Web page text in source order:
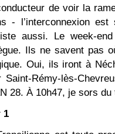
de voir la
- l’intercon­nexion
aussi. Le week-
Ils ne savent pas
Oui, ils iront à
Saint-Rémy-lès-
28. À 10h47, je sors
1